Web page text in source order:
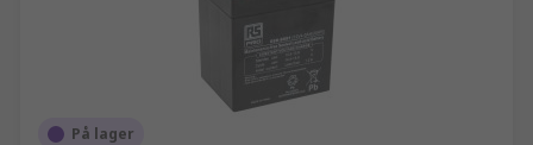
På lager